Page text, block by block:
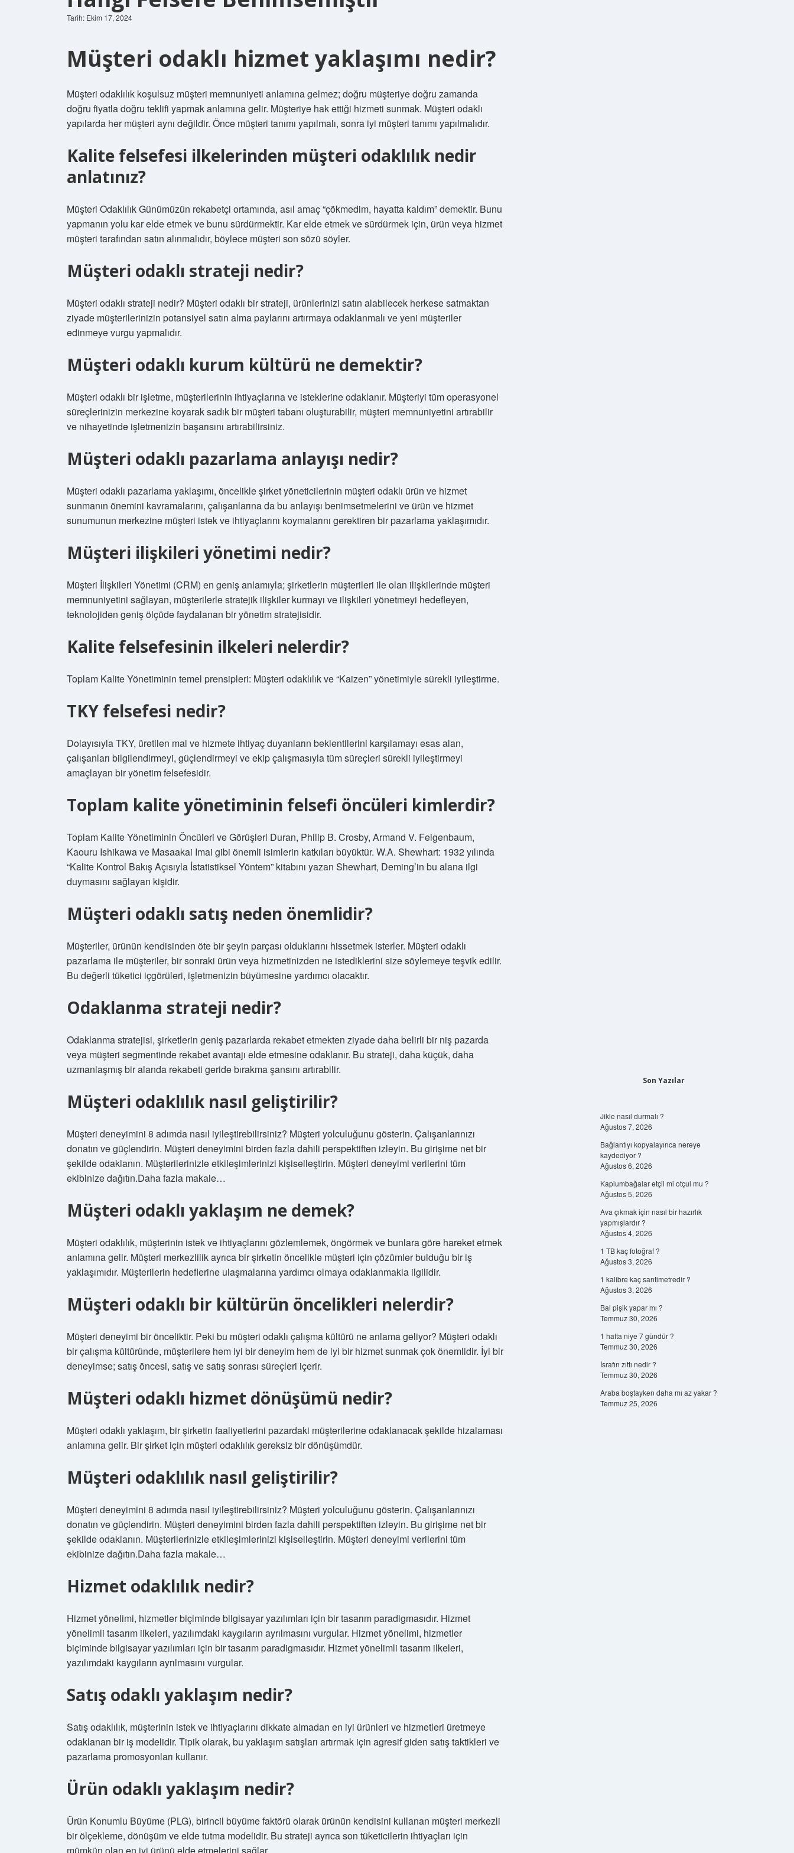
Tarih: Ekim 17, 2024
Müşteri odaklı hizmet yaklaşımı nedir?
Müşteri odaklılık koşulsuz müşteri memnuniyeti anlamına gelmez; doğru müşteriye doğru zamanda
doğru fiyatla doğru teklifi yapmak anlamına gelir. Müşteriye hak ettiği hizmeti sunmak. Müşteri odaklı
yapılarda her müşteri aynı değildir. Önce müşteri tanımı yapılmalı, sonra iyi müşteri tanımı yapılmalıdır.
Kalite felsefesi ilkelerinden müşteri odaklılık nedir
anlatınız?
Müşteri Odaklılık Günümüzün rekabetçi ortamında, asıl amaç “çökmedim, hayatta kaldım” demektir. Bunu
yapmanın yolu kar elde etmek ve bunu sürdürmektir. Kar elde etmek ve sürdürmek için, ürün veya hizmet
müşteri tarafından satın alınmalıdır, böylece müşteri son sözü söyler.
Müşteri odaklı strateji nedir?
Müşteri odaklı strateji nedir? Müşteri odaklı bir strateji, ürünlerinizi satın alabilecek herkese satmaktan
ziyade müşterilerinizin potansiyel satın alma paylarını artırmaya odaklanmalı ve yeni müşteriler
edinmeye vurgu yapmalıdır.
Müşteri odaklı kurum kültürü ne demektir?
Müşteri odaklı bir işletme, müşterilerinin ihtiyaçlarına ve isteklerine odaklanır. Müşteriyi tüm operasyonel
süreçlerinizin merkezine koyarak sadık bir müşteri tabanı oluşturabilir, müşteri memnuniyetini artırabilir
ve nihayetinde işletmenizin başarısını artırabilirsiniz.
Müşteri odaklı pazarlama anlayışı nedir?
Müşteri odaklı pazarlama yaklaşımı, öncelikle şirket yöneticilerinin müşteri odaklı ürün ve hizmet
sunmanın önemini kavramalarını, çalışanlarına da bu anlayışı benimsetmelerini ve ürün ve hizmet
sunumunun merkezine müşteri istek ve ihtiyaçlarını koymalarını gerektiren bir pazarlama yaklaşımıdır.
Müşteri ilişkileri yönetimi nedir?
Müşteri İlişkileri Yönetimi (CRM) en geniş anlamıyla; şirketlerin müşterileri ile olan ilişkilerinde müşteri
memnuniyetini sağlayan, müşterilerle stratejik ilişkiler kurmayı ve ilişkileri yönetmeyi hedefleyen,
teknolojiden geniş ölçüde faydalanan bir yönetim stratejisidir.
Kalite felsefesinin ilkeleri nelerdir?
Toplam Kalite Yönetiminin temel prensipleri: Müşteri odaklılık ve “Kaizen” yönetimiyle sürekli iyileştirme.
TKY felsefesi nedir?
Dolayısıyla TKY, üretilen mal ve hizmete ihtiyaç duyanların beklentilerini karşılamayı esas alan,
çalışanları bilgilendirmeyi, güçlendirmeyi ve ekip çalışmasıyla tüm süreçleri sürekli iyileştirmeyi
amaçlayan bir yönetim felsefesidir.
Toplam kalite yönetiminin felsefi öncüleri kimlerdir?
Toplam Kalite Yönetiminin Öncüleri ve Görüşleri Duran, Philip B. Crosby, Armand V. Feigenbaum,
Kaouru Ishikawa ve Masaakai Imai gibi önemli isimlerin katkıları büyüktür. W.A. Shewhart: 1932 yılında
“Kalite Kontrol Bakış Açısıyla İstatistiksel Yöntem” kitabını yazan Shewhart, Deming’in bu alana ilgi
duymasını sağlayan kişidir.
Müşteri odaklı satış neden önemlidir?
Müşteriler, ürünün kendisinden öte bir şeyin parçası olduklarını hissetmek isterler. Müşteri odaklı
pazarlama ile müşteriler, bir sonraki ürün veya hizmetinizden ne istediklerini size söylemeye teşvik edilir.
Bu değerli tüketici içgörüleri, işletmenizin büyümesine yardımcı olacaktır.
Odaklanma strateji nedir?
Odaklanma stratejisi, şirketlerin geniş pazarlarda rekabet etmekten ziyade daha belirli bir niş pazarda
veya müşteri segmentinde rekabet avantajı elde etmesine odaklanır. Bu strateji, daha küçük, daha
uzmanlaşmış bir alanda rekabeti geride bırakma şansını artırabilir.
Müşteri odaklılık nasıl geliştirilir?
Müşteri deneyimini 8 adımda nasıl iyileştirebilirsiniz? Müşteri yolculuğunu gösterin. Çalışanlarınızı
donatın ve güçlendirin. Müşteri deneyimini birden fazla dahili perspektiften izleyin. Bu girişime net bir
şekilde odaklanın. Müşterilerinizle etkileşimlerinizi kişiselleştirin. Müşteri deneyimi verilerini tüm
ekibinize dağıtın.Daha fazla makale…
Müşteri odaklı yaklaşım ne demek?
Müşteri odaklılık, müşterinin istek ve ihtiyaçlarını gözlemlemek, öngörmek ve bunlara göre hareket etmek
anlamına gelir. Müşteri merkezlilik ayrıca bir şirketin öncelikle müşteri için çözümler bulduğu bir iş
yaklaşımıdır. Müşterilerin hedeflerine ulaşmalarına yardımcı olmaya odaklanmakla ilgilidir.
Müşteri odaklı bir kültürün öncelikleri nelerdir?
Müşteri deneyimi bir önceliktir. Peki bu müşteri odaklı çalışma kültürü ne anlama geliyor? Müşteri odaklı
bir çalışma kültüründe, müşterilere hem iyi bir deneyim hem de iyi bir hizmet sunmak çok önemlidir. İyi bir
deneyimse; satış öncesi, satış ve satış sonrası süreçleri içerir.
Müşteri odaklı hizmet dönüşümü nedir?
Müşteri odaklı yaklaşım, bir şirketin faaliyetlerini pazardaki müşterilerine odaklanacak şekilde hizalaması
anlamına gelir. Bir şirket için müşteri odaklılık gereksiz bir dönüşümdür.
Müşteri odaklılık nasıl geliştirilir?
Müşteri deneyimini 8 adımda nasıl iyileştirebilirsiniz? Müşteri yolculuğunu gösterin. Çalışanlarınızı
donatın ve güçlendirin. Müşteri deneyimini birden fazla dahili perspektiften izleyin. Bu girişime net bir
şekilde odaklanın. Müşterilerinizle etkileşimlerinizi kişiselleştirin. Müşteri deneyimi verilerini tüm
ekibinize dağıtın.Daha fazla makale…
Hizmet odaklılık nedir?
Hizmet yönelimi, hizmetler biçiminde bilgisayar yazılımları için bir tasarım paradigmasıdır. Hizmet
yönelimli tasarım ilkeleri, yazılımdaki kaygıların ayrılmasını vurgular. Hizmet yönelimi, hizmetler
biçiminde bilgisayar yazılımları için bir tasarım paradigmasıdır. Hizmet yönelimli tasarım ilkeleri,
yazılımdaki kaygıların ayrılmasını vurgular.
Satış odaklı yaklaşım nedir?
Satış odaklılık, müşterinin istek ve ihtiyaçlarını dikkate almadan en iyi ürünleri ve hizmetleri üretmeye
odaklanan bir iş modelidir. Tipik olarak, bu yaklaşım satışları artırmak için agresif giden satış taktikleri ve
pazarlama promosyonları kullanır.
Ürün odaklı yaklaşım nedir?
Ürün Konumlu Büyüme (PLG), birincil büyüme faktörü olarak ürünün kendisini kullanan müşteri merkezli
bir ölçekleme, dönüşüm ve elde tutma modelidir. Bu strateji ayrıca son tüketicilerin ihtiyaçları için
Son Yazılar
Jikle nasıl durmalı ?
Ağustos 7, 2026
Bağlantıyı kopyalayınca nereye
kaydediyor ?
Ağustos 6, 2026
Kaplumbağalar etçil mi otçul mu ?
Ağustos 5, 2026
Ava çıkmak için nasıl bir hazırlık
yapmışlardır ?
Ağustos 4, 2026
1 TB kaç fotoğraf ?
Ağustos 3, 2026
1 kalibre kaç santimetredir ?
Ağustos 3, 2026
Bal pişik yapar mı ?
Temmuz 30, 2026
1 hafta niye 7 gündür ?
Temmuz 30, 2026
İsrafın zıttı nedir ?
Temmuz 30, 2026
Araba boştayken daha mı az yakar ?
Temmuz 25, 2026